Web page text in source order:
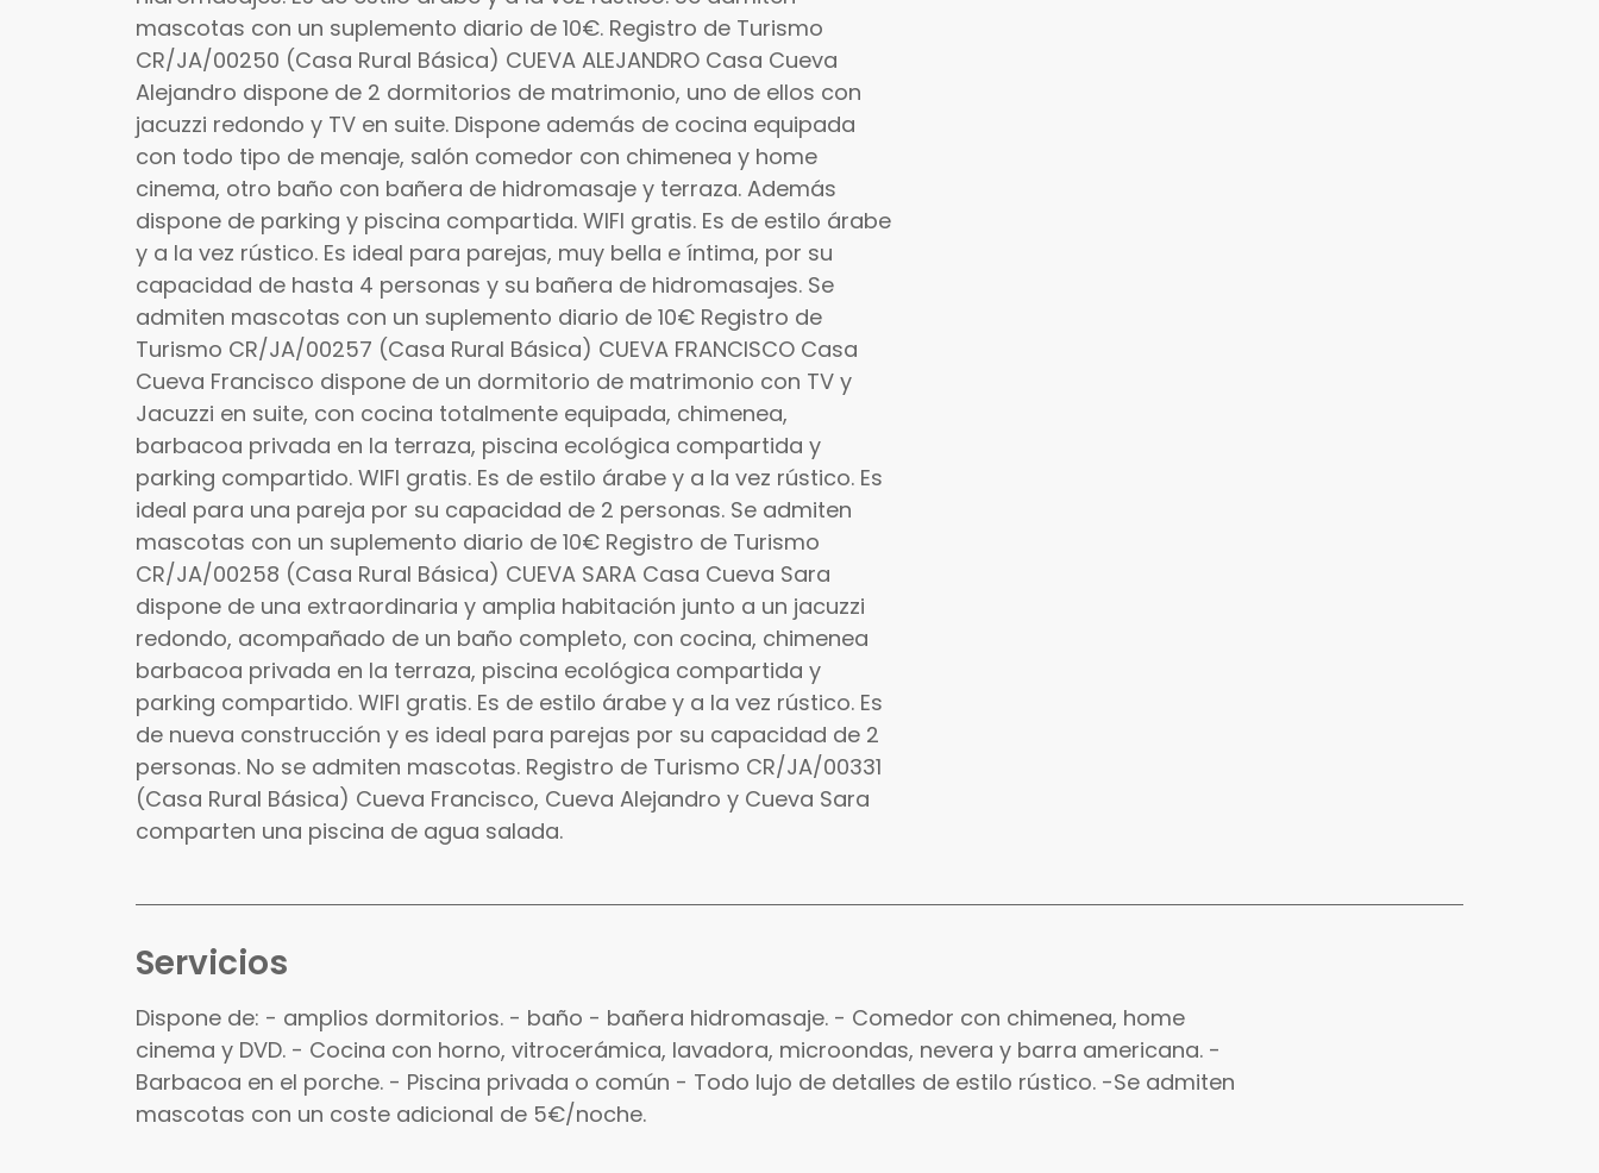
mascotas con un suplemento diario de 10€. Registro de Turismo
CR/JA/00250 (Casa Rural Básica) CUEVA ALEJANDRO Casa Cueva
Alejandro dispone de 2 dormitorios de matrimonio, uno de ellos con
jacuzzi redondo y TV en suite. Dispone además de cocina equipada
con todo tipo de menaje, salón comedor con chimenea y home
cinema, otro baño con bañera de hidromasaje y terraza. Además
dispone de parking y piscina compartida. WIFI gratis. Es de estilo árabe
y a la vez rústico. Es ideal para parejas, muy bella e íntima, por su
capacidad de hasta 4 personas y su bañera de hidromasajes. Se
admiten mascotas con un suplemento diario de 10€ Registro de
Turismo CR/JA/00257 (Casa Rural Básica) CUEVA FRANCISCO Casa
Cueva Francisco dispone de un dormitorio de matrimonio con TV y
Jacuzzi en suite, con cocina totalmente equipada, chimenea,
barbacoa privada en la terraza, piscina ecológica compartida y
parking compartido. WIFI gratis. Es de estilo árabe y a la vez rústico. Es
ideal para una pareja por su capacidad de 2 personas. Se admiten
mascotas con un suplemento diario de 10€ Registro de Turismo
CR/JA/00258 (Casa Rural Básica) CUEVA SARA Casa Cueva Sara
dispone de una extraordinaria y amplia habitación junto a un jacuzzi
redondo, acompañado de un baño completo, con cocina, chimenea
barbacoa privada en la terraza, piscina ecológica compartida y
parking compartido. WIFI gratis. Es de estilo árabe y a la vez rústico. Es
de nueva construcción y es ideal para parejas por su capacidad de 2
personas. No se admiten mascotas. Registro de Turismo CR/JA/00331
(Casa Rural Básica) Cueva Francisco, Cueva Alejandro y Cueva Sara
comparten una piscina de agua salada.
Servicios
Dispone de: - amplios dormitorios. - baño - bañera hidromasaje. - Comedor con chimenea, home
cinema y DVD. - Cocina con horno, vitrocerámica, lavadora, microondas, nevera y barra americana. -
Barbacoa en el porche. - Piscina privada o común - Todo lujo de detalles de estilo rústico. -Se admiten
mascotas con un coste adicional de 5€/noche.